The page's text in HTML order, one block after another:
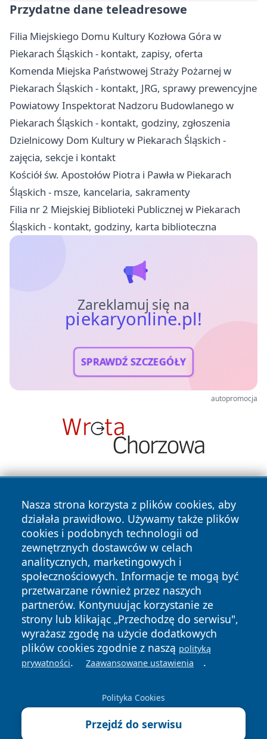
Przydatne dane teleadresowe
Filia Miejskiego Domu Kultury Kozłowa Góra w
Piekarach Śląskich - kontakt, zapisy, oferta
Komenda Miejska Państwowej Straży Pożarnej w
Piekarach Śląskich - kontakt, JRG, sprawy prewencyjne
Powiatowy Inspektorat Nadzoru Budowlanego w
Piekarach Śląskich - kontakt, godziny, zgłoszenia
Dzielnicowy Dom Kultury w Piekarach Śląskich -
zajęcia, sekcje i kontakt
Kościół św. Apostołów Piotra i Pawła w Piekarach
Śląskich - msze, kancelaria, sakramenty
Filia nr 2 Miejskiej Biblioteki Publicznej w Piekarach
Śląskich - kontakt, godziny, karta biblioteczna
Zareklamuj się na
piekaryonline.pl!
SPRAWDŹ SZCZEGÓŁY
autopromocja
Nasza strona korzysta z plików cookies, aby
działała prawidłowo. Używamy także plików
cookies i podobnych technologii od
zewnętrznych dostawców w celach
analitycznych, marketingowych i
społecznościowych. Informacje te mogą być
przetwarzane również przez naszych
partnerów. Kontynuując korzystanie ze
strony lub klikając „Przechodzę do serwisu",
wyrażasz zgodę na użycie dodatkowych
plików cookies zgodnie z naszą polityką
prywatności. Zaawansowane ustawienia .
Polityka Cookies
Przejdź do serwisu
Copyright © 2026 piekaryonline.pl Wszystkie prawa
zastrzeżone.
News Autorzy
Polityka
Prywatności
Polityka
Cookies